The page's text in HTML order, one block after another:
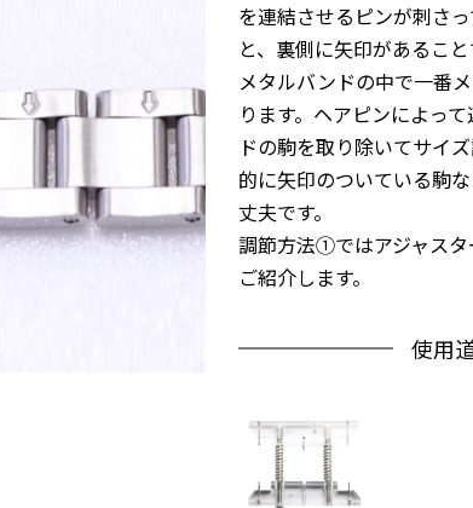
を連結させるピンが刺さ
と、裏側に矢印があること
メタルバンドの中で一番
ります。ヘアピンによっ
ドの駒を取り除いてサイ
的に矢印のついている駒
丈夫です。
調節方法①ではアジャス
ご紹介します。
使用